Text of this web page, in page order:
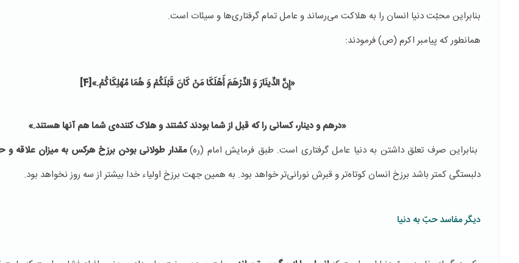
بنابراین محبّت دنیا انسان را به هلاکت می‌رساند و عامل تمام گرفتاری‌ها و سیئات است‌.
همانطور که پیامبر اکرم (ص) فرمودند:
«إِنَّ الدِّینَارَ وَ الدِّرْهَمَ‏ أَهْلَكَا مَنْ كَانَ قَبْلَكُمْ‏ وَ هُمَا مُهْلِكَاكُمْ.»[4]
«درهم و دینار، کسانی را که قبل از شما بودند کشتند و هلاک کننده‌ی شما هم آنها هستند.»
بنابراین صرف تعلق داشتن به دنیا عامل گرفتاری است. طبق فرمایش امام (ره)مقدار طولانی بودن برزخ هرکس به میزان علاقه
دلبستگی کمتر باشد برزخ انسان کوتاه‌تر و قبرش نورانی‌تر خواهد بود. به همین جهت برزخ اولیاء خدا بیشتر از سه روز نخواهد بود.
دیگر مفاسد حبّ به دنیا